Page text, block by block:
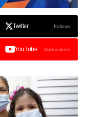
Twitter Follows
YouTube Subscribers